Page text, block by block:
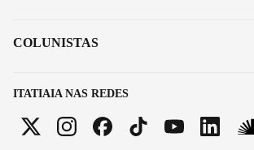
ITATIAIA NAS REDES
COLUNISTAS